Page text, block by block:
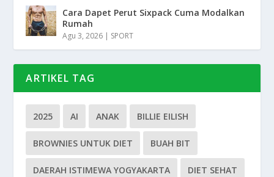
Cara Dapet Perut Sixpack Cuma Modalkan
Rumah
Agu 3, 2026 | SPORT
ARTIKEL TAG
2025 AI ANAK BILLIE EILISH
BROWNIES UNTUK DIET BUAH BIT
DAERAH ISTIMEWA YOGYAKARTA DIET SEHAT